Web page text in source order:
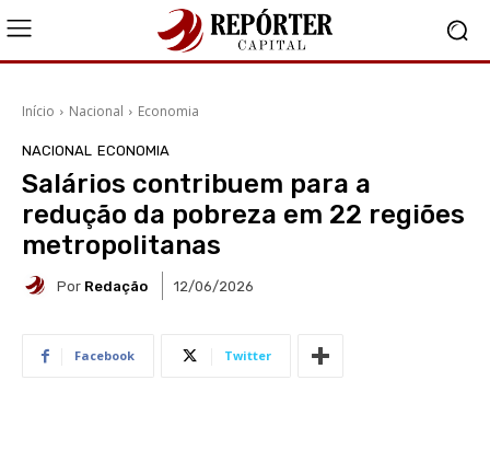
Início Nacional Economia
NACIONAL ECONOMIA
Salários contribuem para a
redução da pobreza em 22 regiões
metropolitanas
Por Redação 12/06/2026
Facebook Twitter